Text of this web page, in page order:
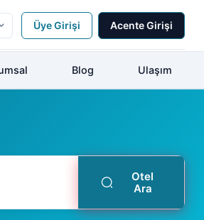
Üye Girişi Acente Girişi
Blog Ulaşım
Otel
Ara